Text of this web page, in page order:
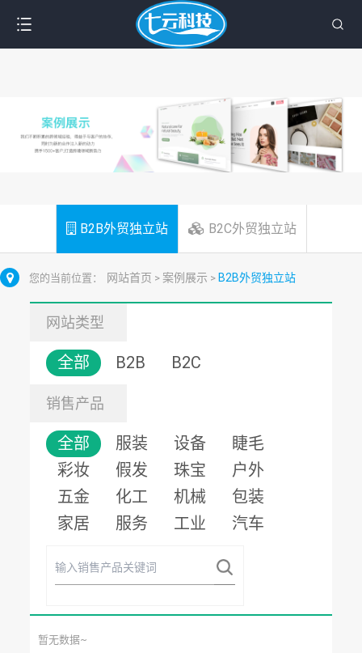
B2B外贸独立站 B2C外贸独立站
您的当前位置： 网站首页 > 案例展示 > B2B外贸独立站
网站类型
全部 B2B B2C
销售产品
全部 服装 设备
睫毛
彩妆
假发 珠宝
户外
五金
化工 机械
包装
家居
服务 工业 汽车
暂无数据~